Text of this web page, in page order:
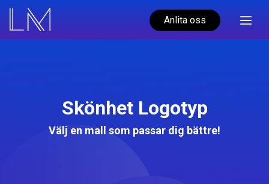
Anlita oss
Skönhet Logotyp
Välj en mall som passar dig bättre!